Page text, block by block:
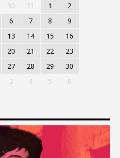
30 31 1
2
6 7 8
9
13 14 15
16
20 21 22
23
27 28 29
30
3 4 5 6